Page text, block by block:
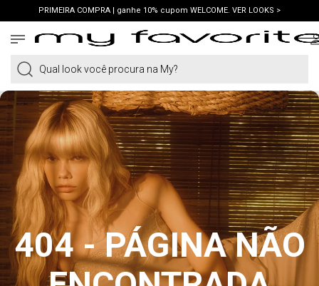
PRIMEIRA COMPRA | ganhe 10% cupom WELCOME. VER LOOKS >
FRETE GRÁTIS | em compras a partir de R$419. AMEI >
Qual look você procura na My?
404 - PÁGINA NÃO